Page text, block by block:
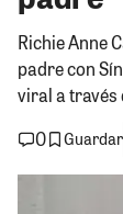
Richie Anne
padre con
viral a través
0
Guardar